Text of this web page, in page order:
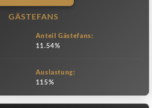
GÄSTEFANS
Anteil Gästefans:
11.54%
Auslastung:
115%